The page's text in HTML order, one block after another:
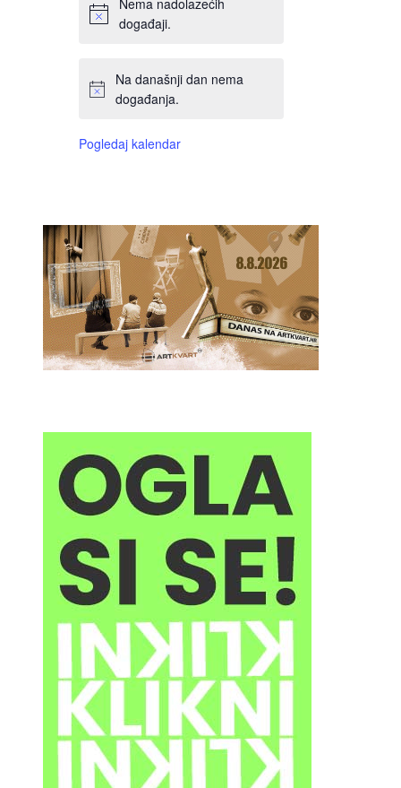
Nema nadolazećih
događaji.
Na današnji dan nema
događanja.
Pogledaj kalendar